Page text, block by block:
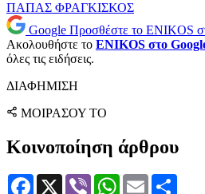
ΠΑΠΑΣ ΦΡΑΓΚΙΣΚΟΣ
Google Προσθέστε το ENIKOS
Ακολουθήστε το ENIKOS στο
όλες τις ειδήσεις.
ΔΙΑΦΗΜΙΣΗ
ΜΟΙΡΑΣΟΥ ΤΟ
Κοινοποίηση άρθρου
Facebook
X Viber WhatsApp
Email